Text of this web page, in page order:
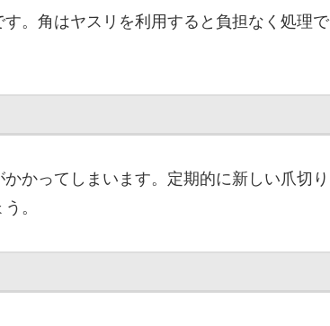
。角はヤスリを利用すると負担なく処理で
かってしまいます。定期的に新しい爪切り
。